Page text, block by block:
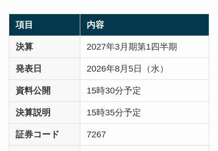
項目 内容
決算 2027年3月期第1四半期
発表日 2026年8月5日（水）
資料公開 15時30分予定
決算説明 15時35分予定
証券コード 7267